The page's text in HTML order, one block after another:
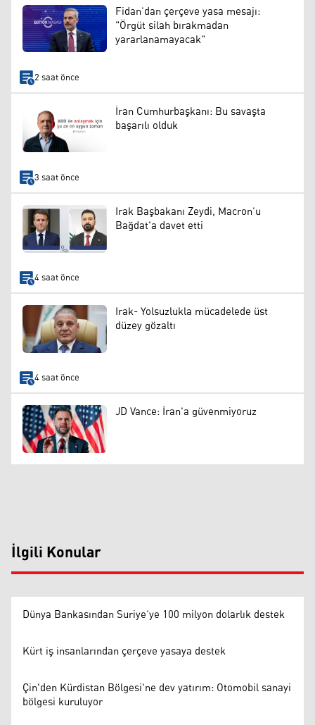
Fidan’dan çerçeve yasa mesajı:
"Örgüt silah bırakmadan
yararlanamayacak"
2 saat önce
İran Cumhurbaşkanı: Bu savaşta
başarılı olduk
3 saat önce
Irak Başbakanı Zeydi, Macron’u
Bağdat'a davet etti
4 saat önce
Irak- Yolsuzlukla mücadelede üst
düzey gözaltı
4 saat önce
JD Vance: İran'a güvenmiyoruz
İlgili Konular
Dünya Bankasından Suriye’ye 100 milyon dolarlık destek
Kürt iş insanlarından çerçeve yasaya destek
Çin'den Kürdistan Bölgesi'ne dev yatırım: Otomobil sanayi
bölgesi kuruluyor